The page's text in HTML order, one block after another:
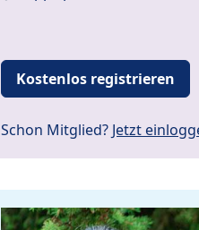
Kostenlos registrieren
Schon Mitglied? Jetzt